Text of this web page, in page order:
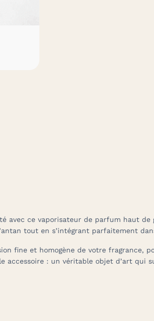
avec ce vaporisateur de parfum haut de
tout en s’intégrant parfaitement
fine et homogène de votre fragrance,
accessoire : un véritable objet d’art qui